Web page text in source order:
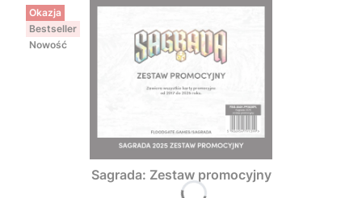
Okazja
Bestseller
Nowość
Sagrada: Zestaw promocyjny